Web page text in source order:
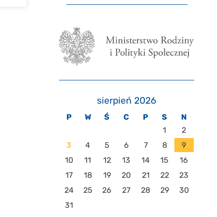
sierpień 2026
P W Ś C P S
N
1
2
3
4 5 6 7 8
9
10
11 12 13 14 15
16
17
18 19 20 21 22
23
24
25 26 27 28 29
30
31